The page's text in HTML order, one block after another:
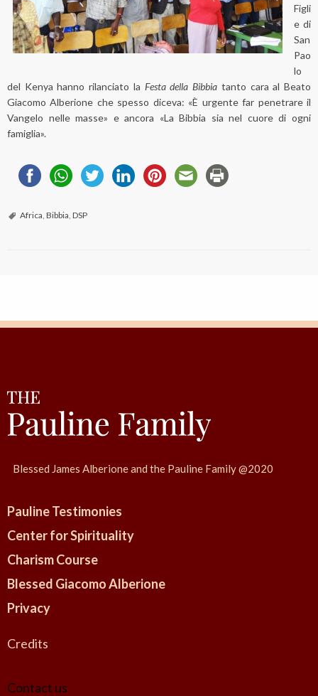
Figli
e di
San
Pao
lo
del Kenya hanno rilanciato la Festa della Bibbia tanto cara al Beato
Giacomo Alberione che spesso diceva: «È urgente far penetrare il
Vangelo nelle masse» e ancora «La Bibbia sia nel cuore di ogni
famiglia».
Africa, Bibbia, DSP
Blessed James Alberione and the Pauline Family @2020
Pauline Testimonies
Center for Spirituality
Charism Course
Blessed Giacomo Alberione
Privacy
Credits
Contact us